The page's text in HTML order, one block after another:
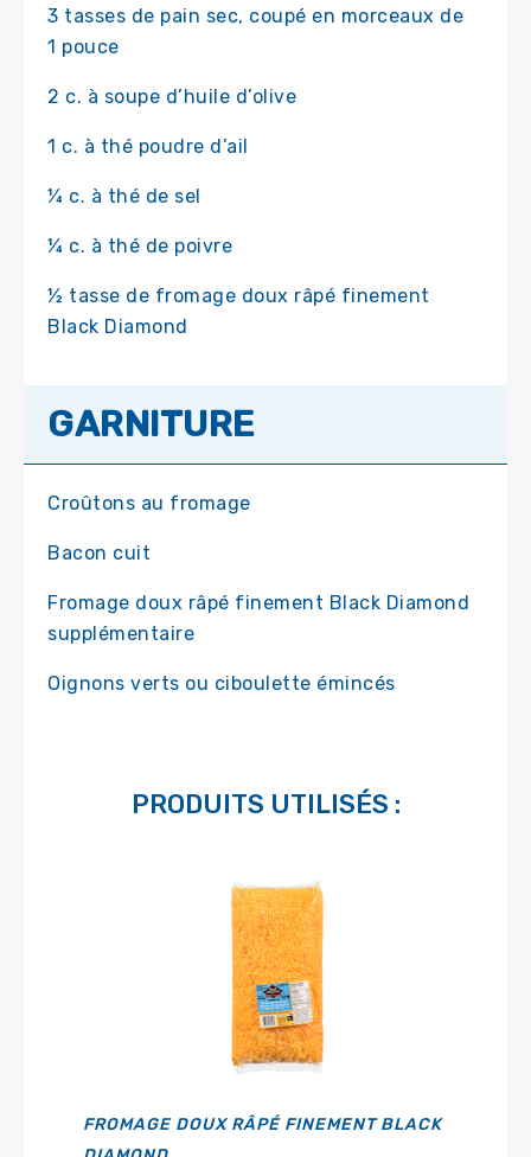
3 tasses de pain sec, coupé en morceaux de
1 pouce
2 c. à soupe d’huile d’olive
1 c. à thé poudre d’ail
¼ c. à thé de sel
¼ c. à thé de poivre
½ tasse de fromage doux râpé finement
Black Diamond
GARNITURE
Croûtons au fromage
Bacon cuit
Fromage doux râpé finement Black Diamond
supplémentaire
Oignons verts ou ciboulette émincés
PRODUITS UTILISÉS :
FROMAGE DOUX RÂPÉ FINEMENT BLACK